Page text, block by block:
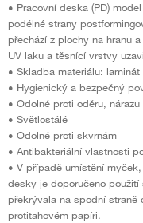
• Pracovní deska (PD)
podélné strany
přechází z plochy na hranu
UV laku a těsnící vrstvy
• Skladba materiálu:
• Hygienický a bezpečný
• Odolné proti oděru,
• Světlostálé
• Odolné proti skvrnám
• Antibakteriální vlastnosti
• V případě umístění
desky je doporučeno
překrývala na spodní straně
protitahovém papíri.